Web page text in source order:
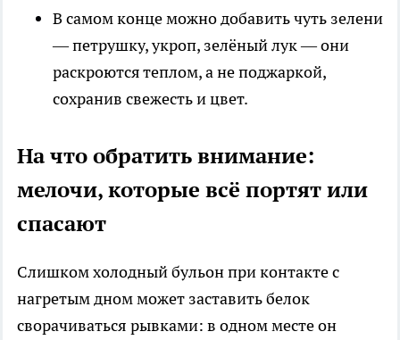
В самом конце можно добавить чуть зелени
— петрушку, укроп, зелёный лук — они
раскроются теплом, а не поджаркой,
сохранив свежесть и цвет.​
На что обратить внимание:
мелочи, которые всё портят или
спасают
Слишком холодный бульон при контакте с
нагретым дном может заставить белок
сворачиваться рывками: в одном месте он